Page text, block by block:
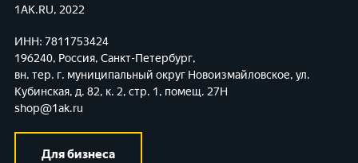
1AK.RU, 2022
ИНН: 7811753424
196240, Россия, Санкт-Петербург,
вн. тер. г. муниципальный округ Новоизмайловское, ул.
Кубинская, д. 82, к. 2, стр. 1, помещ. 27Н
shop@1ak.ru
Для бизнеса